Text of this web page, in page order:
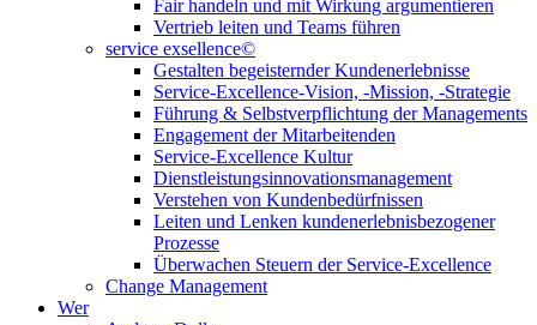
Fair handeln und mit Wirkung argumentieren
Vertrieb leiten und Teams führen
service exsellence©
Gestalten begeisternder Kundenerlebnisse
Service-Excellence-Vision, -Mission, -Strategie
Führung & Selbstverpflichtung der Managements
Engagement der Mitarbeitenden
Service-Excellence Kultur
Dienstleistungsinnovationsmanagement
Verstehen von Kundenbedürfnissen
Leiten und Lenken kundenerlebnisbezogener
Prozesse
Überwachen Steuern der Service-Excellence
Change Management
Wer